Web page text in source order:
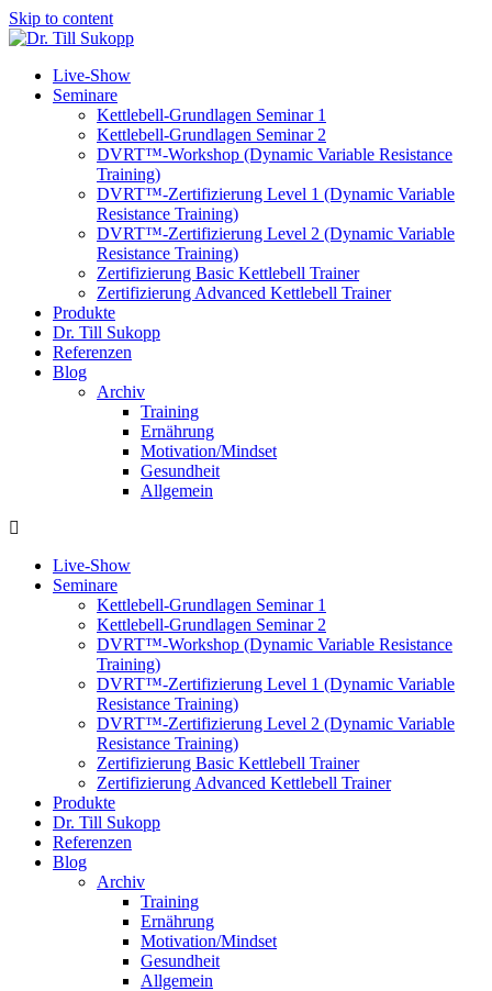
Skip to content
Live-Show
Seminare
Kettlebell-Grundlagen Seminar 1
Kettlebell-Grundlagen Seminar 2
DVRT™-Workshop (Dynamic Variable Resistance
Training)
DVRT™-Zertifizierung Level 1 (Dynamic Variable
Resistance Training)
DVRT™-Zertifizierung Level 2 (Dynamic Variable
Resistance Training)
Zertifizierung Basic Kettlebell Trainer
Zertifizierung Advanced Kettlebell Trainer
Produkte
Dr. Till Sukopp
Referenzen
Blog
Archiv
Training
Ernährung
Motivation/Mindset
Gesundheit
Allgemein
Live-Show
Seminare
Kettlebell-Grundlagen Seminar 1
Kettlebell-Grundlagen Seminar 2
DVRT™-Workshop (Dynamic Variable Resistance
Training)
DVRT™-Zertifizierung Level 1 (Dynamic Variable
Resistance Training)
DVRT™-Zertifizierung Level 2 (Dynamic Variable
Resistance Training)
Zertifizierung Basic Kettlebell Trainer
Zertifizierung Advanced Kettlebell Trainer
Produkte
Dr. Till Sukopp
Referenzen
Blog
Archiv
Training
Ernährung
Motivation/Mindset
Gesundheit
Allgemein